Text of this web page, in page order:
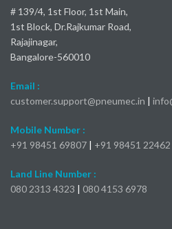
# 139/4, 1st Floor, 1st Main,
1st Block, Dr.Rajkumar Road,
Rajajinagar,
Bangalore-560010
Email :
customer.support@pneumec.in |
Mobile Number :
+91 98451 69807 | +91 98451 22462
Land Line Number :
080 2313 4323 | 080 4153 6978